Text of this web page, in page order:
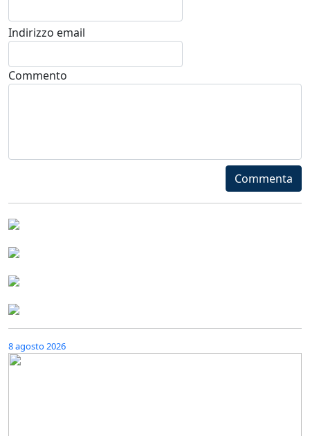
Indirizzo email
Commento
Commenta
8 agosto 2026